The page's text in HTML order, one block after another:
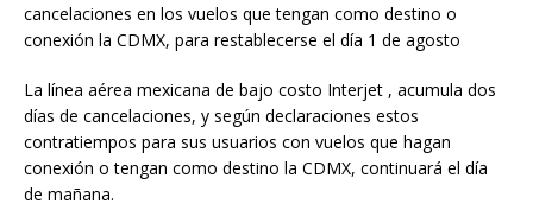
cancelaciones en los vuelos que tengan como destino o
conexión la CDMX, para restablecerse el día 1 de agosto
La línea aérea mexicana de bajo costo Interjet , acumula dos
días de cancelaciones, y según declaraciones estos
contratiempos para sus usuarios con vuelos que hagan
conexión o tengan como destino la CDMX, continuará el día
de mañana.